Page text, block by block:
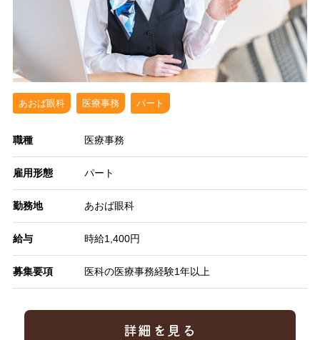
あおば眼科 医療事務 パート
職種 医療事務
雇用形態 パート
勤務地 あおば眼科
給与 時給1,400円
募集要項 医科の医療事務経験1年以上
詳細を見る